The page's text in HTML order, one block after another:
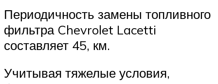
Периодичность замены топливного
фильтра Chevrolet Lacetti
составляет 45, км.
Учитывая тяжелые условия,